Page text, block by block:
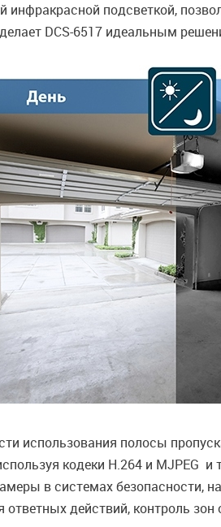
инфракрасной подсветкой,
DCS-6517 идеальным
использования полосы
кодеки H.264 и MJPEG
в системах
действий, контроль